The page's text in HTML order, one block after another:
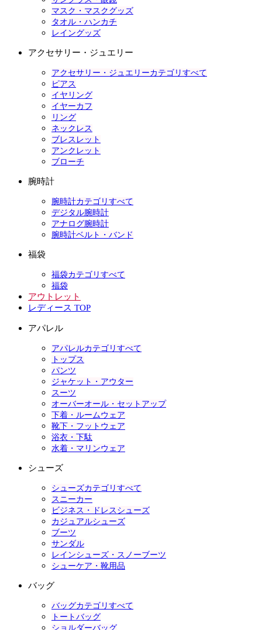
マスク・マスクグッズ
タオル・ハンカチ
レイングッズ
アクセサリー・ジュエリー
アクセサリー・ジュエリーカテゴリすべて
ピアス
イヤリング
イヤーカフ
リング
ネックレス
ブレスレット
アンクレット
ブローチ
腕時計
腕時計カテゴリすべて
デジタル腕時計
アナログ腕時計
腕時計ベルト・バンド
福袋
福袋カテゴリすべて
福袋
アウトレット
レディース TOP
アパレル
アパレルカテゴリすべて
トップス
パンツ
ジャケット・アウター
スーツ
オーバーオール・セットアップ
下着・ルームウェア
靴下・フットウェア
浴衣・下駄
水着・マリンウェア
シューズ
シューズカテゴリすべて
スニーカー
ビジネス・ドレスシューズ
カジュアルシューズ
ブーツ
サンダル
レインシューズ・スノーブーツ
シューケア・靴用品
バッグ
バッグカテゴリすべて
トートバッグ
ショルダーバッグ